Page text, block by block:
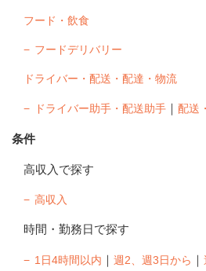
フード・飲食
フードデリバリー
ドライバー・配送・配達・物流
ドライバー助手・配送助手 ｜ 配送
条件
高収入で探す
高収入
時間・勤務日で探す
1日4時間以内 ｜ 週2、週3日から ｜